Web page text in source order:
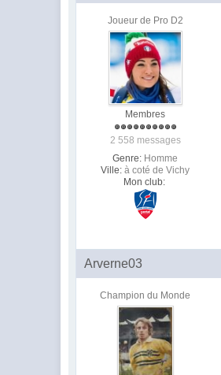
Joueur de Pro D2
Membres
2 558 messages
Genre: Homme
Ville: à coté de Vichy
Mon club:
Arverne03
Champion du Monde